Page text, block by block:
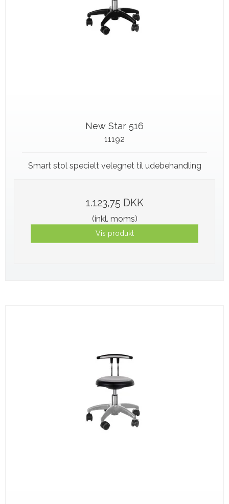
New Star 516
11192
Smart stol specielt velegnet til udebehandling
1.123,75 DKK
(inkl. moms)
Vis produkt